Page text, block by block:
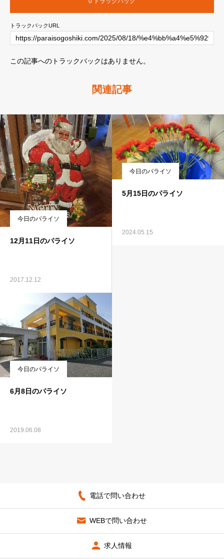
トラックバックURL
この記事へのトラックバックはありません。
関連記事
今日のパライソ
12月11日のパライソ
2017.12.12
今日のパライソ
5月15日のパライソ
2024.05.15
今日のパライソ
6月8日のパライソ
2019.06.08
電話で問い合わせ
WEBで問い合わせ
求人情報